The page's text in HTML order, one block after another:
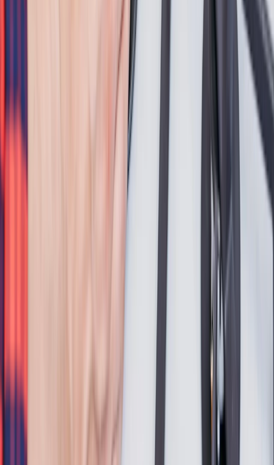
Devis gratuit et prix communiqué à l'avance.
En toute confiance
Paiement à la fin du chantier et réparation par nos Pros.